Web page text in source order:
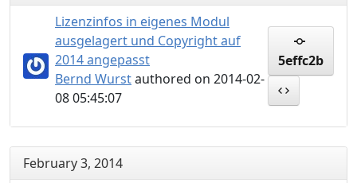
Lizenzinfos in eigenes Modul
ausgelagert und Copyright auf
2014 angepasst
Bernd Wurstauthored on 2014-02-
08 05:45:07
5effc2b
February 3, 2014